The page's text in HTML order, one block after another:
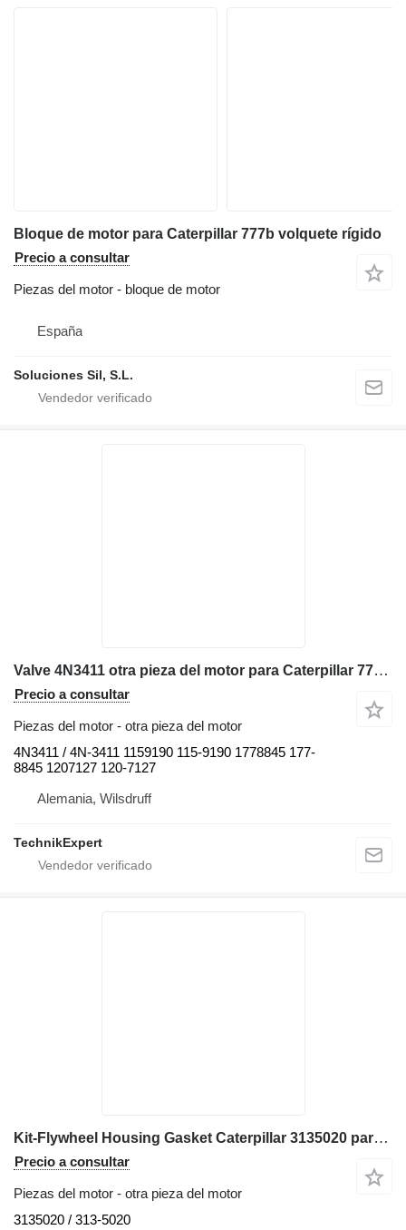
Bloque de motor para Caterpillar 777b volquete rígido
Precio a consultar
Piezas del motor - bloque de motor
España
Soluciones Sil, S.L.
Valve 4N3411 otra pieza del motor para Caterpillar 777 ,795 volquete rígido
Precio a consultar
Piezas del motor - otra pieza del motor
4N3411 / 4N-3411 1159190 115-9190 1778845 177-
8845 1207127 120-7127
Alemania, Wilsdruff
TechnikExpert
Kit-Flywheel Housing Gasket Caterpillar 3135020 para Caterpillar 772 773F 777F D10T volquete rígido
Precio a consultar
Piezas del motor - otra pieza del motor
3135020 / 313-5020